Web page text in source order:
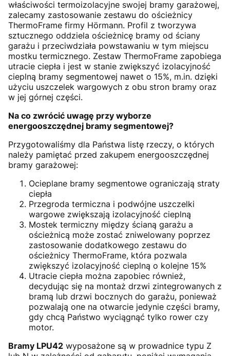
właściwości termoizolacyjne swojej bramy garażowej,
zalecamy zastosowanie zestawu do ościeżnicy
ThermoFrame firmy Hörmann. Profil z tworzywa
sztucznego oddziela ościeżnicę bramy od ściany
garażu i przeciwdziała powstawaniu w tym miejscu
mostku termicznego. Zestaw ThermoFrame zapobiega
utracie ciepła i jest w stanie zwiększyć izolacyjność
cieplną bramy segmentowej nawet o 15%, m.in. dzięki
użyciu uszczelek wargowych z obu stron bramy oraz
w jej górnej części.
Na co zwrócić uwagę przy wyborze
energooszczędnej bramy segmentowej?
Przygotowaliśmy dla Państwa listę rzeczy, o których
należy pamiętać przed zakupem energooszczędnej
bramy garażowej:
Ocieplane bramy segmentowe ograniczają straty
ciepła
Przegroda termiczna i podwójne uszczelki
wargowe zwiększają izolacyjność cieplną
Mostek termiczny między ścianą garażu a
ościeżnicą może zostać zniwelowany poprzez
zastosowanie dodatkowego zestawu do
ościeżnicy ThermoFrame, która pozwala
zwiększyć izolacyjność cieplną o kolejne 15%
Utracie ciepła można zapobiec również,
decydując się na montaż drzwi zintegrowanych z
bramą lub drzwi bocznych do garażu, ponieważ
pozwalają one na otwarcie jedynie części bramy,
gdy chcą Państwo wyciągnąć tylko rower czy
motor.
Bramy LPU42 wyposażone są w prowadnice typu Z